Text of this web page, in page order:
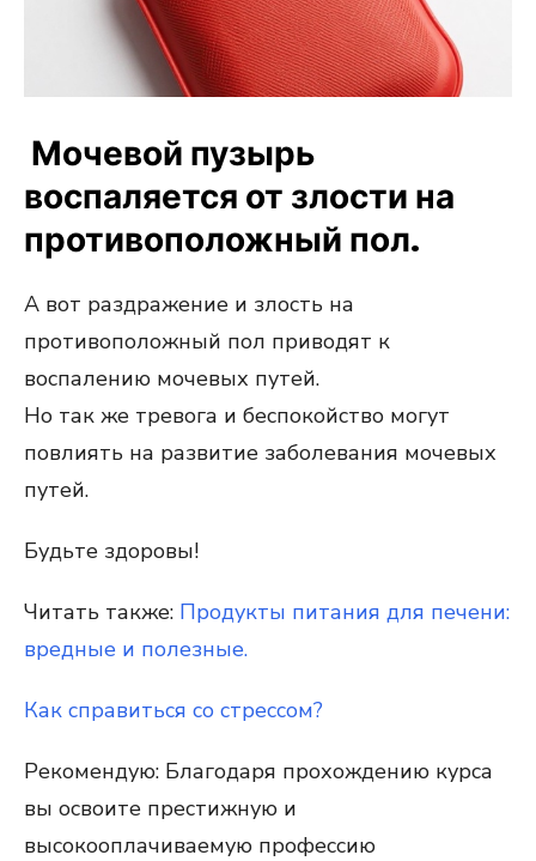
Мочевой пузырь
воспаляется от злости на
противоположный пол.
А вот раздражение и злость на
противоположный пол приводят к
воспалению мочевых путей.
Но так же тревога и беспокойство могут
повлиять на развитие заболевания мочевых
путей.
Будьте здоровы!
Читать также: Продукты питания для печени:
вредные и полезные.
Как справиться со стрессом?
Рекомендую: Благодаря прохождению курса
вы освоите престижную и
высокооплачиваемую профессию